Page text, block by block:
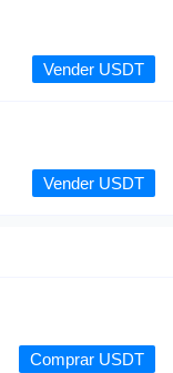
Vender USDT
Vender USDT
Comprar USDT